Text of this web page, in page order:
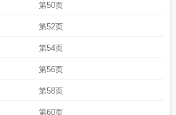
第50页
第52页
第54页
第56页
第58页
第60页